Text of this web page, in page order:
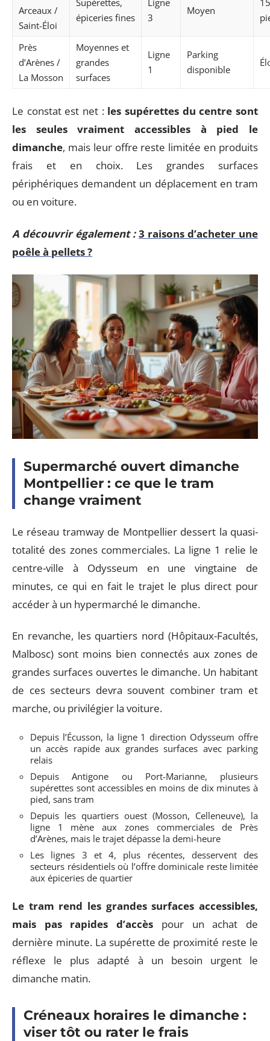
Arceaux /
Saint-Éloi
épiceries fines
3
Moyen
Près
d’Arènes /
La Mosson
Moyennes et
grandes
surfaces
Ligne
1
Parking
disponible
Le constat est net : les supérettes du centre sont
les seules vraiment accessibles à pied le
dimanche, mais leur offre reste limitée en produits
frais et en choix. Les grandes surfaces
périphériques demandent un déplacement en tram
ou en voiture.
A découvrir également : 3 raisons d’acheter une
poêle à pellets ?
Supermarché ouvert dimanche
Montpellier : ce que le tram
change vraiment
Le réseau tramway de Montpellier dessert la quasi-
totalité des zones commerciales. La ligne 1 relie le
centre-ville à Odysseum en une vingtaine de
minutes, ce qui en fait le trajet le plus direct pour
accéder à un hypermarché le dimanche.
En revanche, les quartiers nord (Hôpitaux-Facultés,
Malbosc) sont moins bien connectés aux zones de
grandes surfaces ouvertes le dimanche. Un habitant
de ces secteurs devra souvent combiner tram et
marche, ou privilégier la voiture.
Depuis l’Écusson, la ligne 1 direction Odysseum offre
un accès rapide aux grandes surfaces avec parking
relais
Depuis Antigone ou Port-Marianne, plusieurs
supérettes sont accessibles en moins de dix minutes à
pied, sans tram
Depuis les quartiers ouest (Mosson, Celleneuve), la
ligne 1 mène aux zones commerciales de Près
d’Arènes, mais le trajet dépasse la demi-heure
Les lignes 3 et 4, plus récentes, desservent des
secteurs résidentiels où l’offre dominicale reste limitée
aux épiceries de quartier
Le tram rend les grandes surfaces accessibles,
mais pas rapides d’accès pour un achat de
dernière minute. La supérette de proximité reste le
réflexe le plus adapté à un besoin urgent le
dimanche matin.
Créneaux horaires le dimanche :
viser tôt ou rater le frais